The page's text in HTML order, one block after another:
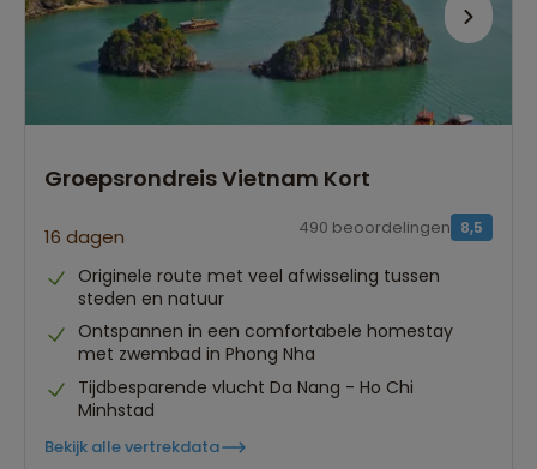
Persoonlijk én deskundig reisadvies
Best beoordeelde reisroutes
Groepsrondreis Vietnam Kort
16 dagen 8,5
490 beoordelingen
Originele route met veel afwisseling tussen
steden en natuur
Ontspannen in een comfortabele homestay
met zwembad in Phong Nha
Tijdbesparende vlucht Da Nang - Ho Chi
Minhstad
Bekijk alle vertrekdata